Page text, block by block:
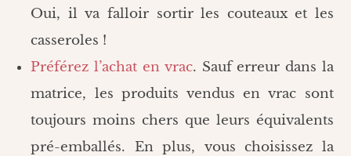
Oui, il va falloir sortir les couteaux et les
casseroles !
Préférez l’achat en vrac. Sauf erreur dans la
matrice, les produits vendus en vrac sont
toujours moins chers que leurs équivalents
pré-emballés. En plus, vous choisissez la